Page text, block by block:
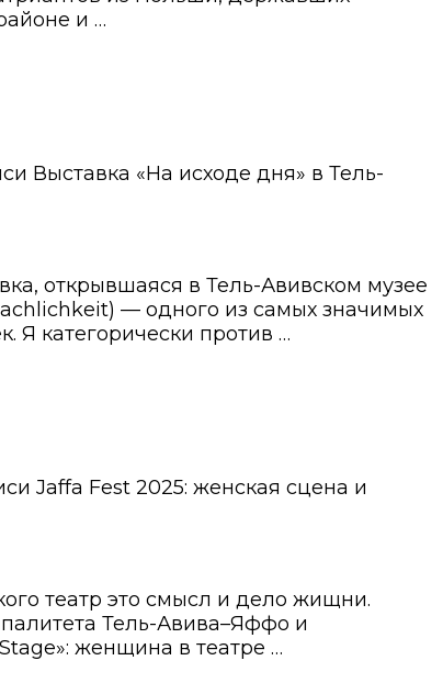
и …
Выставка «На исходе дня» в Тель-
открывшаяся в Тель-Авивском музее
— одного из самых значимых
Я категорически против …
Jaffa Fest 2025: женская сцена и
театр это смысл и дело жищни.
Тель-Авива–Яффо и
женщина в театре …